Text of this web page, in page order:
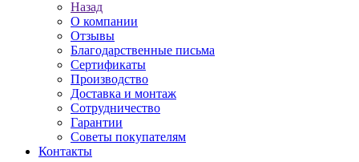
Назад
О компании
Отзывы
Благодарственные письма
Сертификаты
Производство
Доставка и монтаж
Сотрудничество
Гарантии
Советы покупателям
Контакты